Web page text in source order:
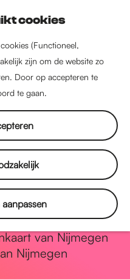
cookies
(Functioneel,
zijn om de website zo
Door op accepteren te
te gaan.
Nieuw-West
Oud-West
stad van
tijdlijn
Limes
van Nijmegen Penning
van Nijmegen
Nijmegen